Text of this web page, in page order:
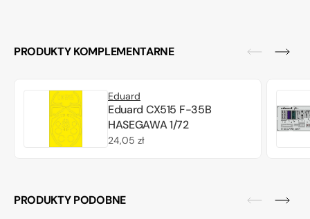
PRODUKTY KOMPLEMENTARNE
Eduard
Eduard CX515 F-35B
HASEGAWA 1/72
Cena
24,05 zł
PRODUKTY PODOBNE